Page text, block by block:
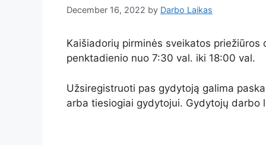
December 16, 2022 by Darbo Laikas
Kaišiadorių pirminės sveikatos
penktadienio nuo 7:30 val. iki 18:00 val.
Užsiregistruoti pas gydytoją galima
arba tiesiogiai gydytojui. Gydytojų darbo